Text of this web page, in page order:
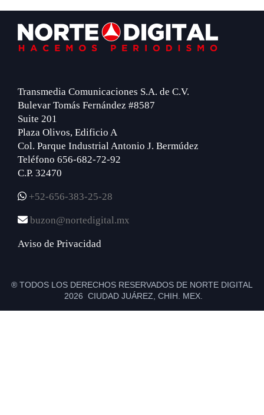
Footer
Transmedia Comunicaciones S.A. de C.V.
Bulevar Tomás Fernández #8587
Suite 201
Plaza Olivos, Edificio A
Col. Parque Industrial Antonio J. Bermúdez
Teléfono 656-682-72-92
C.P. 32470
+52-656-383-25-28
buzon@nortedigital.mx
Aviso de Privacidad
® TODOS LOS DERECHOS RESERVADOS DE NORTE DIGITAL
2026 CIUDAD JUÁREZ, CHIH. MEX.